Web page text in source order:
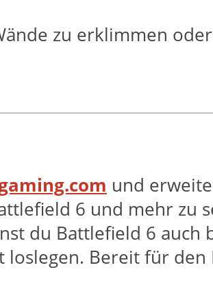
zu erklimmen
und
6 und mehr zu
du Battlefield 6 auch
Bereit für den